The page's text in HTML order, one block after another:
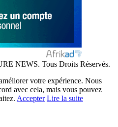
NEWS. Tous Droits Réservés.
votre expérience. Nous
avec cela, mais vous pouvez
Accepter Lire la suite